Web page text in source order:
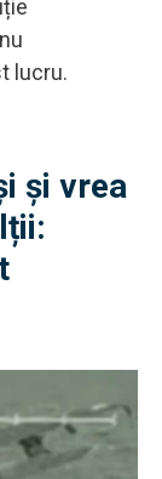
lucru.
și vrea